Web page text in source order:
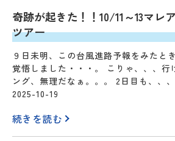
奇跡が起きた！！10/11～13マレ
ツアー
９日未明、この台風進路予報をみたと
覚悟しました・・・。 こりゃ、、、行
ング、無理だなぁ。。。 2日目も、、、
2025-10-19
続きを読む